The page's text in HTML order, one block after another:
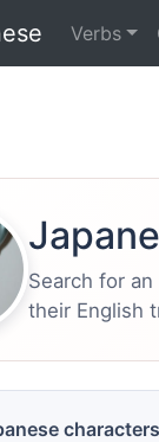
Verbs
Search for
their English
characters